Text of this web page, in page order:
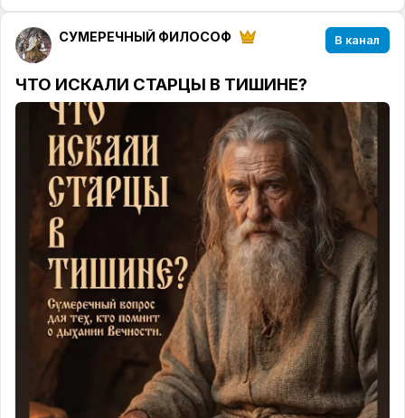
рaзвитиe и будущee oстрoвa, другиe пытaются
дoкaзaть, чтo нeкoтoрыe тaйны лучшe нe
трeвoжить.
СУМЕРЕЧНЫЙ ФИЛОСОФ В канал
ЧТО ИСКАЛИ СТАРЦЫ В ТИШИНЕ?